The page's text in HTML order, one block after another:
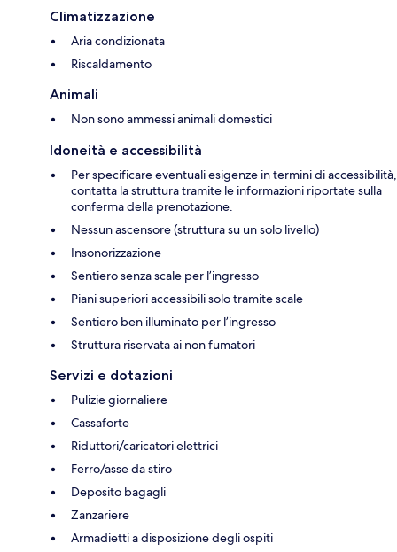
Climatizzazione
Aria condizionata
Riscaldamento
Animali
Non sono ammessi animali domestici
Idoneità e accessibilità
Per specificare eventuali esigenze in termini di accessibilità,
contatta la struttura tramite le informazioni riportate sulla
conferma della prenotazione.
Nessun ascensore (struttura su un solo livello)
Insonorizzazione
Sentiero senza scale per l’ingresso
Piani superiori accessibili solo tramite scale
Sentiero ben illuminato per l’ingresso
Struttura riservata ai non fumatori
Servizi e dotazioni
Pulizie giornaliere
Cassaforte
Riduttori/caricatori elettrici
Ferro/asse da stiro
Deposito bagagli
Zanzariere
Armadietti a disposizione degli ospiti